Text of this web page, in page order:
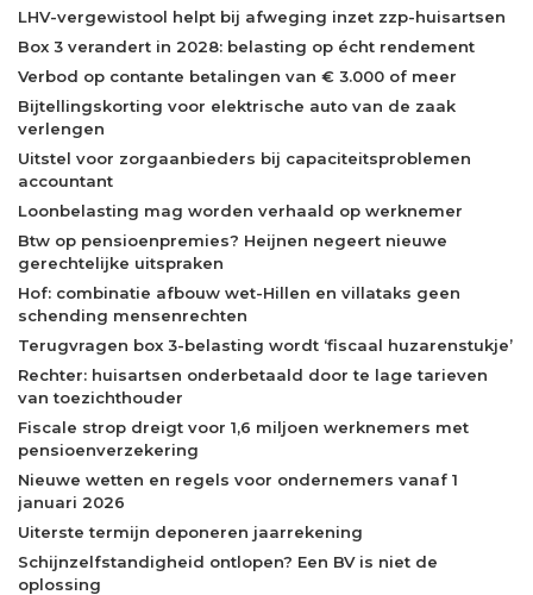
LHV-vergewistool helpt bij afweging inzet zzp-huisartsen
Box 3 verandert in 2028: belasting op écht rendement
Verbod op contante betalingen van € 3.000 of meer
Bijtellingskorting voor elektrische auto van de zaak
verlengen
Uitstel voor zorgaanbieders bij capaciteitsproblemen
accountant
Loonbelasting mag worden verhaald op werknemer
Btw op pensioenpremies? Heijnen negeert nieuwe
gerechtelijke uitspraken
Hof: combinatie afbouw wet-Hillen en villataks geen
schending mensenrechten
Terugvragen box 3-belasting wordt ‘fiscaal huzarenstukje’
Rechter: huisartsen onderbetaald door te lage tarieven
van toezichthouder
Fiscale strop dreigt voor 1,6 miljoen werknemers met
pensioenverzekering
Nieuwe wetten en regels voor ondernemers vanaf 1
januari 2026
Uiterste termijn deponeren jaarrekening
Schijnzelfstandigheid ontlopen? Een BV is niet de
oplossing